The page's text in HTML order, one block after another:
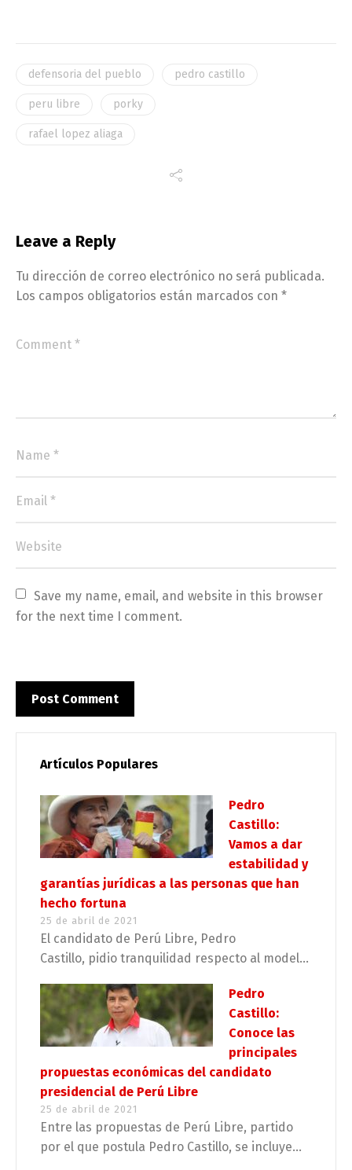
defensoria del pueblo pedro castillo
peru libre porky
rafael lopez aliaga
Leave a Reply
Tu dirección de correo electrónico no será publicada.
Los campos obligatorios están marcados con *
Save my name, email, and website in this browser
for the next time I comment.
Artículos Populares
Pedro
Castillo:
Vamos a dar
estabilidad y
garantías jurídicas a las personas que han
hecho fortuna
25 de abril de 2021
El candidato de Perú Libre, Pedro
Castillo, pidio tranquilidad respecto al model...
Pedro
Castillo:
Conoce las
principales
propuestas económicas del candidato
presidencial de Perú Libre
25 de abril de 2021
Entre las propuestas de Perú Libre, partido
por el que postula Pedro Castillo, se incluye...